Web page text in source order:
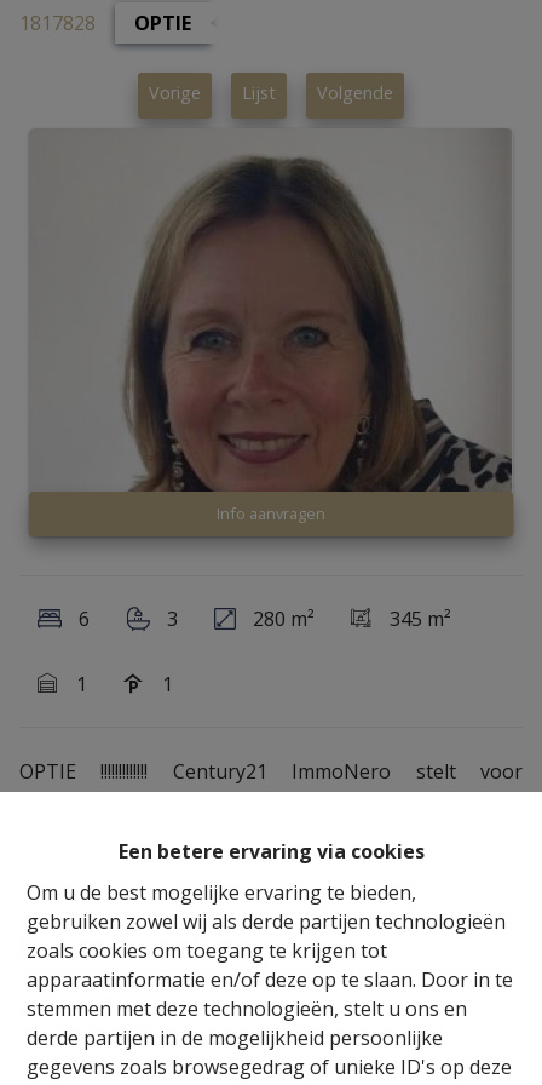
Een betere ervaring via cookies
Om u de best mogelijke ervaring te bieden,
gebruiken zowel wij als derde partijen technologieën
zoals cookies om toegang te krijgen tot
apparaatinformatie en/of deze op te slaan. Door in te
stemmen met deze technologieën, stelt u ons en
derde partijen in de mogelijkheid persoonlijke
gegevens zoals browsegedrag of unieke ID's op deze
1817828 OPTIE
Vorige Lijst Volgende
Info aanvragen
6 3 280 m² 345 m²
1 1
OPTIE !!!!!!!!!!!!! Century21 ImmoNero stelt voor
schitterend gerenoveerde STATE OF THE ART
van centrum, station en Zoniënwoud biedt deze
uitzonderlijk afgewerkte woning met oog voor detail
en kwaliteit verrassend veel ruime met op GV: Inkom
met WC en traphal, Living 32m² aansluitend aan
prachtige open supergeïnstalleerde keuken van 13m²
en mooi afgewerkt terras, TV kamer of slaapkamer
23m², Garage voor 1 wagen. 1ste Verdiep:
Masterbedroom 15m², met prachtige ensuite